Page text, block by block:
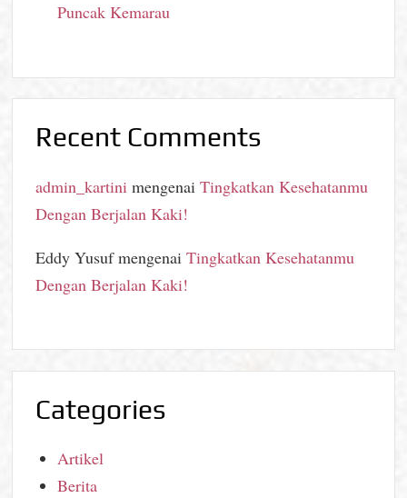
Puncak Kemarau
Recent Comments
admin_kartini mengenaiTingkatkan Kesehatanmu
Dengan Berjalan Kaki!
Eddy YusufmengenaiTingkatkan Kesehatanmu
Dengan Berjalan Kaki!
Categories
Artikel
Berita